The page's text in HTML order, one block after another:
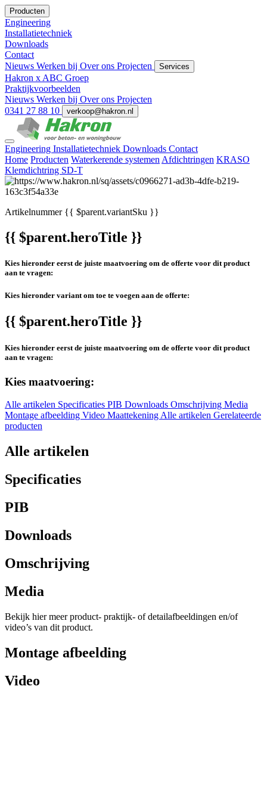
Producten
Engineering
Installatietechniek
Downloads
Contact
Nieuws Werken bij Over ons Projecten Services
Hakron x ABC Groep
Praktijkvoorbeelden
Nieuws Werken bij Over ons Projecten
0341 27 88 10
verkoop@hakron.nl
Engineering Installatietechniek Downloads Contact
Home Producten Waterkerende systemen Afdichtringen KRASO
Klemdichtring SD-T
Artikelnummer{{ $parent.variantSku }}
{{ $parent.heroTitle }}
Kies hieronder eerst de juiste maatvoering om de offerte voor dit product
aan te vragen:
Kies hieronder variant om toe te voegen aan de offerte:
{{ $parent.heroTitle }}
Kies hieronder eerst de juiste maatvoering om de offerte voor dit product
aan te vragen:
Kies maatvoering:
Alle artikelen Specificaties PIB Downloads Omschrijving Media
Montage afbeelding Video MaattekeningAlle artikelen Gerelateerde
producten
Alle artikelen
Specificaties
PIB
Downloads
Omschrijving
Media
Bekijk hier meer product- praktijk- of detailafbeeldingen en/of
video’s van dit product.
Montage afbeelding
Video